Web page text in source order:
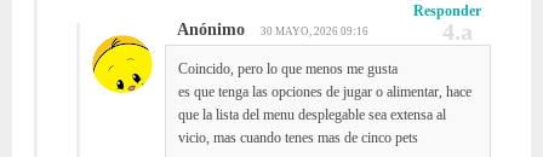
Responder
Anónimo 30 MAYO, 2026 09:16
Coincido, pero lo que menos me gusta
es que tenga las opciones de jugar o alimentar, hace
que la lista del menu desplegable sea extensa al
vicio, mas cuando tenes mas de cinco pets